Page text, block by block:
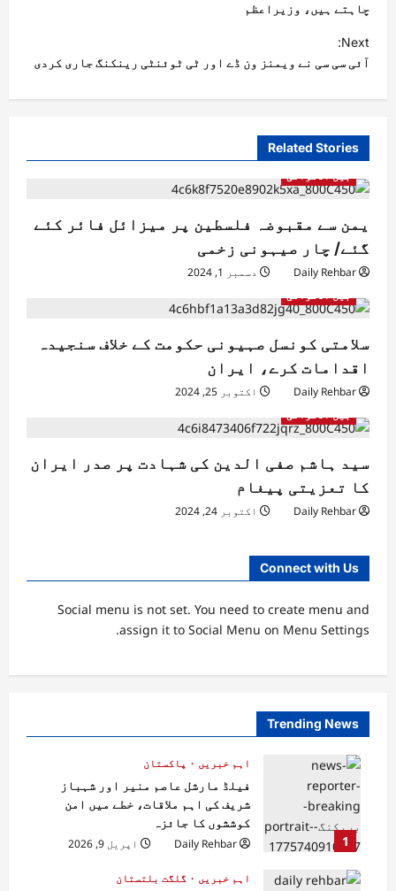
چاہتے ہیں، وزیراعظم
Next:
آئی سی سی نے ویمنز ون ڈے اور ٹی ٹوئنٹی رینکنگ جاری کردی
Related Stories
بین الاقوامی
یمن سے مقبوضہ فلسطین پر میزائل فائر کئے
گئے/ چار صیہونی زخمی
Daily Rehbar
دسمبر 1, 2024
بین الاقوامی
سلامتی کونسل صہیونی حکومت کے خلاف سنجیدہ
اقدامات کرے، ایران
Daily Rehbar
اکتوبر 25, 2024
بین الاقوامی
سید ہاشم صفی الدین کی شہادت پر صدر ایران
کا تعزیتی پیغام
Daily Rehbar اکتوبر 24, 2024
Connect with Us
Social menu is not set. You need to create menu and
assign it to Social Menu on Menu Settings.
Trending News
1
اہم خبریں
پاکستان
فیلڈ مارشل عاصم منیر اور شہباز
شریف کی اہم ملاقات، خطے میں امن
کوششوں کا جائزہ
Daily Rehbar
اپریل 9, 2026
اہم خبریں
گلگت بلتستان